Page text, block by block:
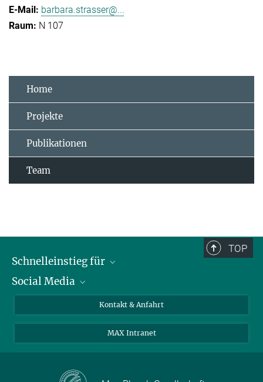
barbara.strasser@...
N 107
Home
Projekte
Publikationen
Team
TOP
Schnelleinstieg für
Journalist*innen
Schüler*innen und Lehrkräfte
Social Media
LinkedIn
Facebook
Kontakt & Anfahrt
MAX Intranet